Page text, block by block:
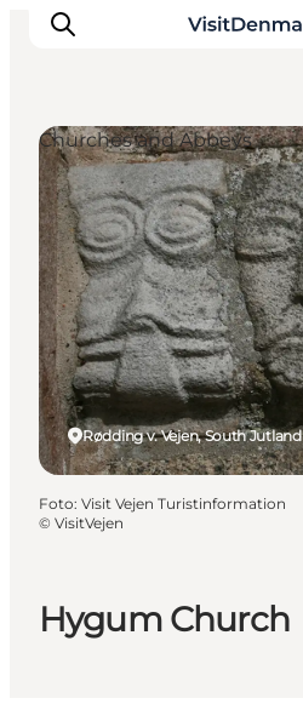
Inspiratie
Bestemmingen
Wat te doen
Accommodaties
Plan je reis
Hygum Church
Rødding v. Vejen, South Jutland
Churches and Abbeys
Foto: Visit Vejen Turistinformation
© VisitVejen